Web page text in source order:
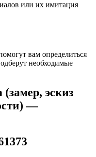
или их имитация
вам определиться
необходимые
эскиз
—